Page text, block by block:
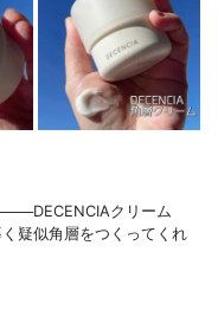
クリーム
疑似角層をつくってくれ